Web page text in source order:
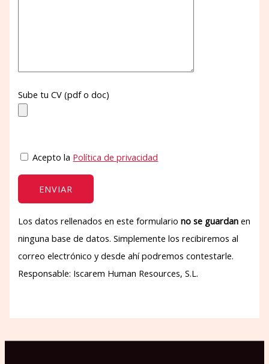
Sube tu CV (pdf o doc)
Acepto la Política de privacidad
Los datos rellenados en este formulariono se guardan en
ninguna base de datos. Simplemente los recibiremos al
correo electrónico y desde ahí podremos contestarle.
Responsable: Iscarem Human Resources, S.L.
o